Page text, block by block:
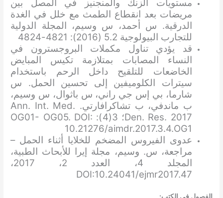
مستويات الزنك والمنجنيز في المصل بين
مريضات بعد انقطاع الطمث مع خلل في الغدة
الدرقية. س أحمد، س وسيم، المجلة الدولية
للتجارب البيولوجية 5.2 (2016): 4821-4824
قد يؤدي تناول مكملات البروجسترون في
النساء المصابات بمتلازمة تكيس المبايض
الخاضعات للتلقيح داخل الرحم باستخدام
سيترات الكلوميفين إلى تحسين الحمل. س
شارما، بي إس جي راني، س باثوال، س وسيم،
ب ماندفي، ب تشاكرافارتي. Ann. Int. Med.
Den. Res. 2017؛ 3(4): OG01- OG05. DOI:
10.21276/aimdr.2017.3.4.OG1
عدوى الفيروس المضخم للخلايا أثناء الحمل –
مراجعة، س. وسيم، مجلة إيرا للأبحاث الطبية،
المجلد 4، العدد 2، 2017،
DOI:10.24041/ejmr2017.47